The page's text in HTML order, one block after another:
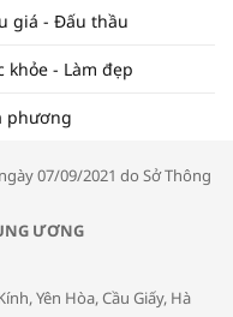
tiến thương mại: Khơi
sản phẩm OCOP”
phòng tránh bệnh
giá - Đấu thầu
khỏe - Làm đẹp
phương
07/09/2021 do Sở Thông
ƯƠNG
Yên Hòa, Cầu Giấy, Hà